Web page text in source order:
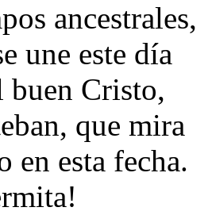
ancestrales,
une este día
buen Cristo,
que mira
en esta fecha.